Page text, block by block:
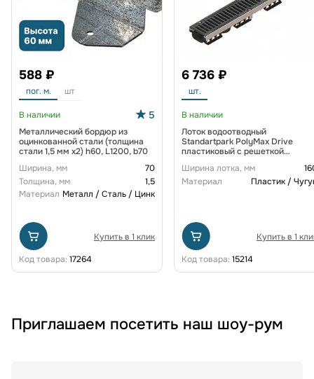
588 ₽
пог. м. шт
В наличии 5
Металлический бордюр из
оцинкованной стали (толщина
стали 1,5 мм x2) h60, L1200, b70
Ширина, мм
70
Толщина, мм
1,5
Материал Металл / Сталь / Цинк
Купить в 1 клик
Код товара: 17264
6 736 ₽
шт.
В наличии
Лоток водоотводный
Standartpark PolyMax Drive
пластиковый с решеткой
(комплект) 0805034-М
Ширина лотка, мм
Материал
Пластик /
Купить в 1
Код товара: 15214
Приглашаем посетить наш шоу-рум